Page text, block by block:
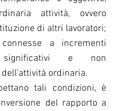
attività, ovvero
di altri lavoratori;
significativi e non
ordinaria.
tali condizioni, è
del rapporto a